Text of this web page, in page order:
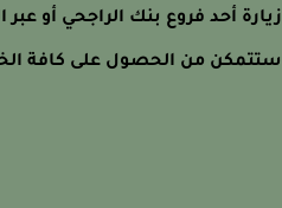
أحد فروع بنك الراجحي أو عبر
من الحصول على كافة